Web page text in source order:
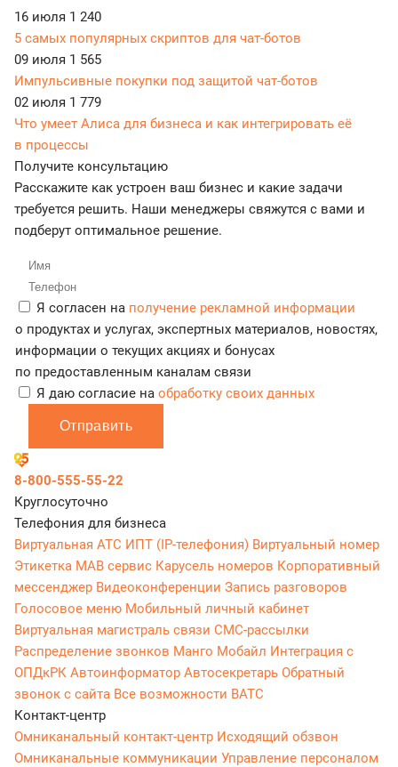
16 июля 1 240
5 самых популярных скриптов для чат-ботов
09 июля 1 565
Импульсивные покупки под защитой чат-ботов
02 июля 1 779
Что умеет Алиса для бизнеса и как интегрировать её
в процессы
Получите консультацию
Расскажите как устроен ваш бизнес и какие задачи
требуется решить. Наши менеджеры свяжутся с вами и
подберут оптимальное решение.
Я согласен на получение рекламной информации
о продуктах и услугах, экспертных материалов, новостях,
информации о текущих акциях и бонусах
по предоставленным каналам связи
Я даю согласие на обработку своих данных
Отправить
8-800-555-55-22
Круглосуточно
Телефония для бизнеса
Виртуальная АТС ИПТ (IP-телефония) Виртуальный номер
Этикетка МАВ сервис Карусель номеров Корпоративный
мессенджер Видеоконференции Запись разговоров
Голосовое меню Мобильный личный кабинет
Виртуальная магистраль связи СМС-рассылки
Распределение звонков Манго Мобайл Интеграция с
ОПДкРК Автоинформатор Автосекретарь Обратный
звонок с сайта Все возможности ВАТС
Контакт-центр
Омниканальный контакт-центр Исходящий обзвон
Омниканальные коммуникации Управление персоналом